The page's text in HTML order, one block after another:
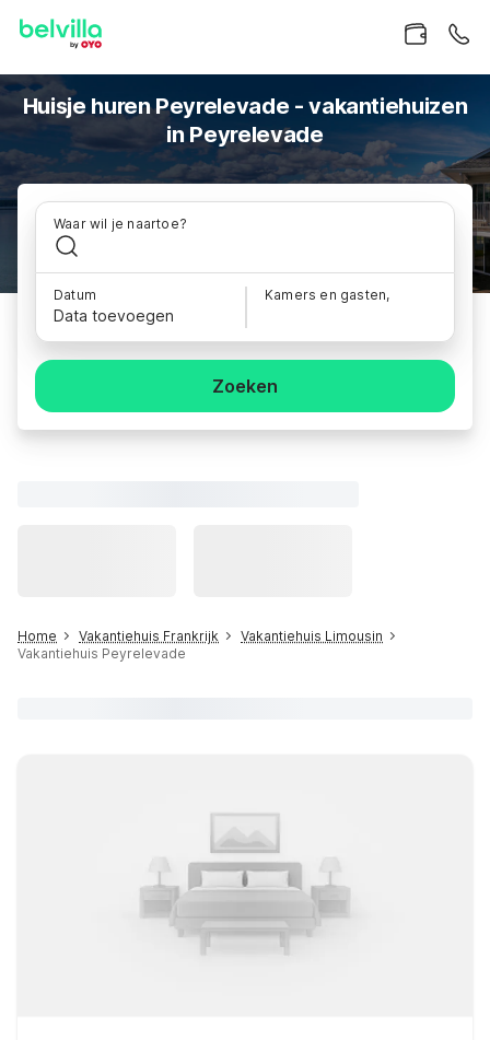
Huisje huren Peyrelevade - vakantiehuizen
in Peyrelevade
Waar wil je naartoe?
Datum
Data toevoegen
Kamers en gasten,
Zoeken
Home Vakantiehuis Frankrijk
Vakantiehuis Limousin
Vakantiehuis Peyrelevade